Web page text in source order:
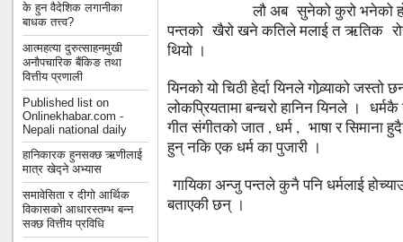
के हुन वैदेशिक लगानीका
बाधक तत्त्व?
आत्महत्या दुरुत्साहनमुखी
अनौपचारिक बैंकिङ तथा
वित्तीय प्रणाली
Published list on
Onlinekhabar.com -
Nepali national daily
हानिकारक हुनसक्छ ऋणीलाई
मात्र खेद्ने अभ्यास
समावेसिता र दीगो आर्थिक
विकासको आधारस्तम्भ बन्न
सक्छ वित्तीय प्रविधि
लौ अब सुनेको कुरो भनेको
पन्तको खैरो खने कतिले मलाई त ऋतिक
थियो ।
यिनको यो चिठी हेर्दा यिनले गोव्र्याको
लोकप्रियतामा बन्चरो हानिन यिनले ।
गीत संगीतको जात , धर्म , भाषा र सिमाना
हुन् नकि एक धर्म का पुजारी ।
गायिका अन्जु पन्तले कुनै पनि धर्मलाई
बताएकी छन् ।